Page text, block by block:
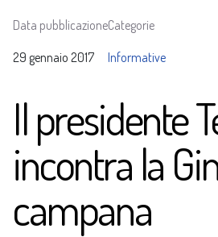
Data pubblicazione
29 gennaio 2017
Categorie
Informative
Il presidente
incontra la
campana